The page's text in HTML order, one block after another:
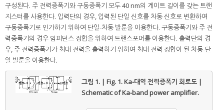
구성된다. 주 전력증폭기와 구동증폭기 모두 40 nm의 게이트 길이를 갖는 트랜
지스터를 사용한다. 입력단의 경우, 입력된 단일 신호를 차동 신호로 변환하여
구동증폭기로 인가하기 위하여 단일-차동 발룬을 이용한다. 구동증폭기와 주 전
력증폭기의 경우 임피던스 정합을 위하여 트랜스포머를 이용한다. 출력단의 경
우, 주 전력증폭기가 최대 전력을 출력하기 위하여 최대 전력 정합이 된 차동-단
일 발룬을 이용한다.
그림 1. | Fig. 1.Ka-대역 전력증폭기 회로도 |
Schematic of Ka-band power amplifier.